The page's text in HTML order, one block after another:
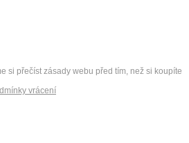
si přečíst zásady webu před tím, než si koupíte
vrácení